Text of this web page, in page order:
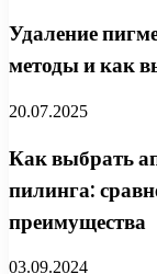
Удаление
методы и как
20.07.2025
Как выбрать
пилинга:
преимущества
03.09.2024